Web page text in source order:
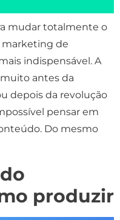
mudar totalmente o
marketing de
indispensável. A
antes da
depois da revolução
pensar em
Do mesmo
produzir